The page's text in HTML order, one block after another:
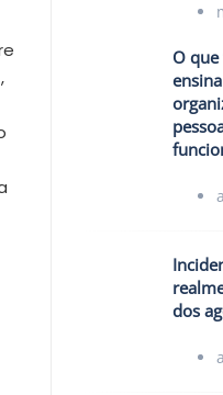
O que
dos